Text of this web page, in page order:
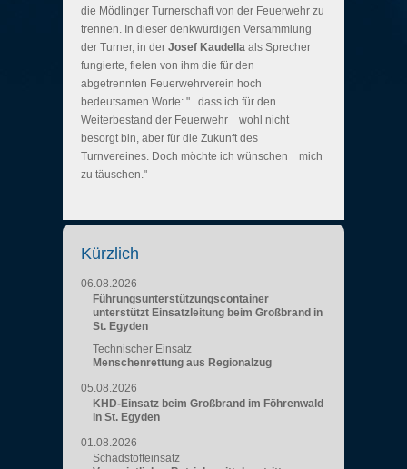
die Mödlinger Turnerschaft von der Feuerwehr zu
trennen. In dieser denkwürdigen Versammlung
der Turner, in der Josef Kaudella als Sprecher
fungierte, fielen von ihm die für den
abgetrennten Feuerwehrverein hoch
bedeutsamen Worte: "...dass ich für den
Weiterbestand der Feuerwehr wohl nicht
besorgt bin, aber für die Zukunft des
Turnvereines. Doch möchte ich wünschen mich
zu täuschen."
Kürzlich
06.08.2026
Führungsunterstützungscontainer
unterstützt Einsatzleitung beim Großbrand in
St. Egyden
Technischer Einsatz
Menschenrettung aus Regionalzug
05.08.2026
KHD-Einsatz beim Großbrand im Föhrenwald
in St. Egyden
01.08.2026
Schadstoffeinsatz